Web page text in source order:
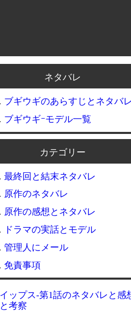
ネタバレ
ブギウギのあらすじとネタバレ
ブギウギｰモデル一覧
カテゴリー
最終回と結末ネタバレ
原作のネタバレ
原作の感想とネタバレ
ドラマの実話とモデル
管理人にメール
免責事項
イップス-第1話のネタバレと感
と考察